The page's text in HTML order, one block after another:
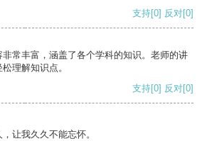
支持[0] 反对[0]
常丰富，涵盖了各个学科的知识。老师的讲
理解知识点。
支持[0] 反对[0]
让我久久不能忘怀。